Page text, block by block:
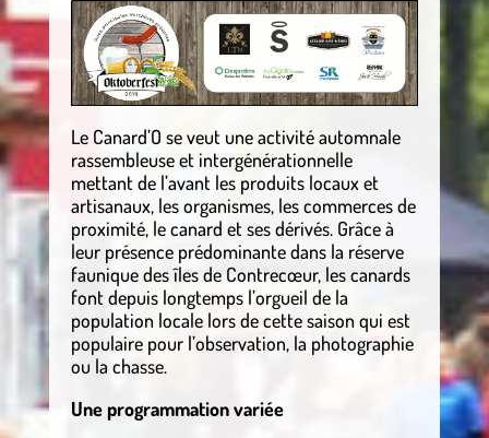
Le Canard’O se veut une activité automnale
rassembleuse et intergénérationnelle
mettant de l’avant les produits locaux et
artisanaux, les organismes, les commerces de
proximité, le canard et ses dérivés. Grâce à
leur présence prédominante dans la réserve
faunique des îles de Contrecœur, les canards
font depuis longtemps l’orgueil de la
population locale lors de cette saison qui est
populaire pour l’observation, la photographie
ou la chasse.
Une programmation variée